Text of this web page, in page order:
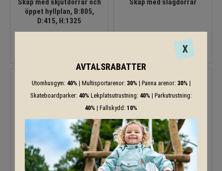
Skåp med skjutdörrar och
öppet hyllplan, B:805,
D:415, H:1325
Skåp med slagdörrar
X
AVTALSRABATTER
Utomhusgym: 40% | Multisportarenor: 30% | Panna arenor: 30% |
Skateboardparker: 40% Lekplatsutrustning: 40% | Parkutrustning:
40% | Fallskydd: 10%